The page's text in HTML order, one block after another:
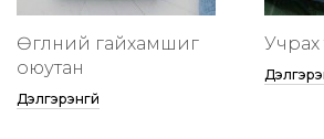
Өглөөний гайхамшиг
оюутан
Дэлгэрэнгүй
Учрах